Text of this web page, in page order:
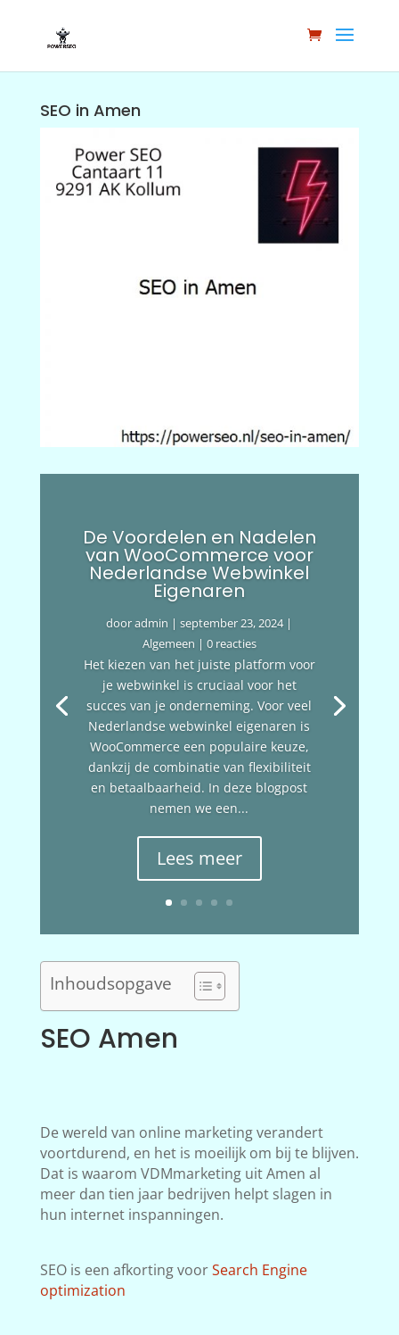
SEO in Amen
De Voordelen en Nadelen
van WooCommerce voor
Nederlandse Webwinkel
Eigenaren
dooradmin |september 23, 2024|
Algemeen | 0 reacties
Het kiezen van het juiste platform voor
je webwinkel is cruciaal voor het
succes van je onderneming. Voor veel
Nederlandse webwinkel eigenaren is
WooCommerce een populaire keuze,
dankzij de combinatie van flexibiliteit
en betaalbaarheid. In deze blogpost
nemen we een...
Lees meer
Inhoudsopgave
SEO Amen
De wereld van online marketing verandert
voortdurend, en het is moeilijk om bij te blijven.
Dat is waarom VDMmarketing uit Amen al
meer dan tien jaar bedrijven helpt slagen in
hun internet inspanningen.
SEO is een afkorting voorSearch Engine
optimization